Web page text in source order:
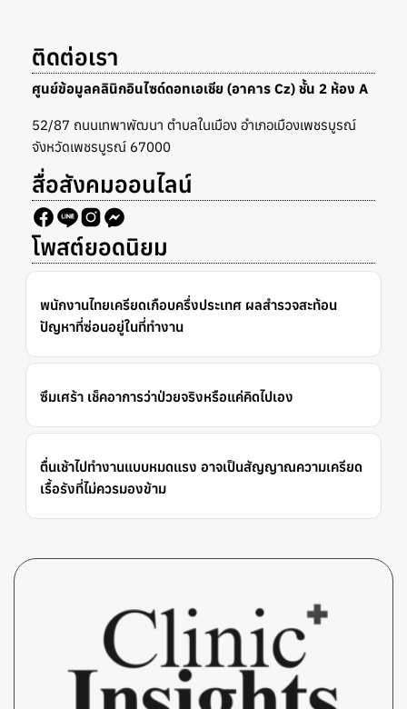
ติดต่อเรา
ศูนย์ข้อมูลคลินิกอินไซด์ดอทเอเชีย (อาคาร Cz) ชั้น 2 ห้อง A
52/87 ถนนเทพาพัฒนา ตำบลในเมือง อำเภอเมืองเพชรบูรณ์
จังหวัดเพชรบูรณ์ 67000
สื่อสังคมออนไลน์
โพสต์ยอดนิยม
พนักงานไทยเครียดเกือบครึ่งประเทศ ผลสำรวจสะท้อน
ปัญหาที่ซ่อนอยู่ในที่ทำงาน
ซึมเศร้า เช็คอาการว่าป่วยจริงหรือแค่คิดไปเอง
ตื่นเช้าไปทำงานแบบหมดแรง อาจเป็นสัญญาณความเครียด
เรื้อรังที่ไม่ควรมองข้าม